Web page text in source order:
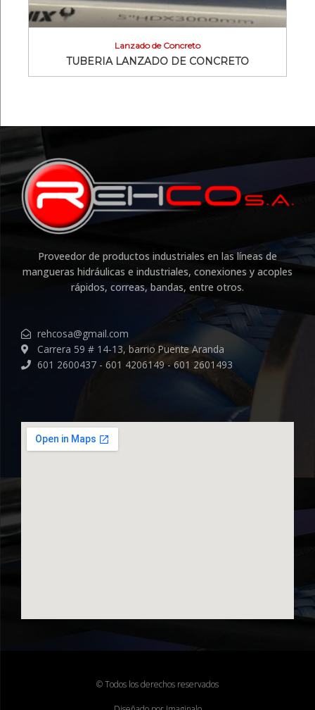
Lanzado de Concreto
TUBERIA LANZADO DE CONCRETO
Proveedor de productos industriales en las líneas de
mangueras hidráulicas e industriales, conexiones y acoples
rápidos, correas, bandas, entre otros.
rehcosa@gmail.com
Carrera 59 # 14-13, barrio Puente Aranda
601 2600437 - 601 4206149 - 601 2601493
© Todos los derechos reservados